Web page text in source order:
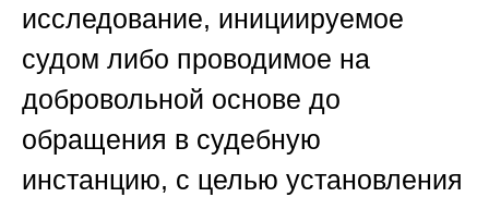
исследование, инициируемое
судом либо проводимое на
добровольной основе до
обращения в судебную
инстанцию, с целью установления